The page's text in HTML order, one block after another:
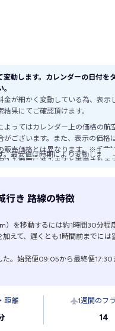
変動します。カレンダーの日付を
が細かく変動している為、表示
果にてご確認頂けます。
ってはカレンダー上の価格の航
がございます。また、表示の価格
販売価格とは異なります。※手数
込み画面に進みますと表示されま
最安値は時期により変動します
行き 路線の特徴
）を移動するには約1時間30分程
えて、遅くとも1時間前までには
た。始発便09:05から最終便17:30
距離 1週間のフ
14